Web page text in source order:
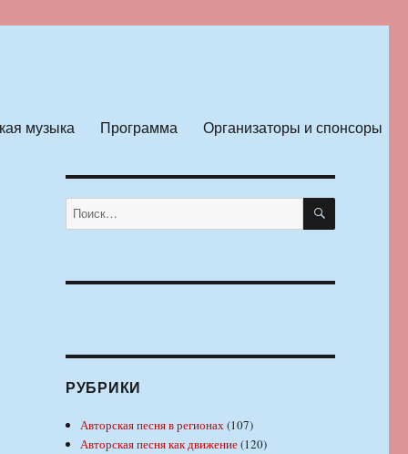
музыка Программа Организаторы и спонсоры
Искать: ПОИСК
РУБРИКИ
Авторская песня в регионах(107)
Авторская песня как движение(120)